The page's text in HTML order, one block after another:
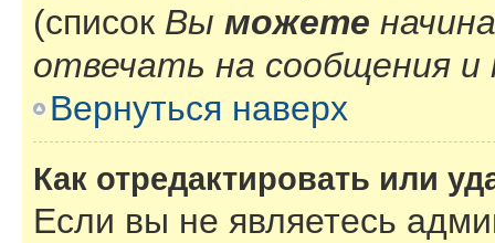
(список Вы можете
отвечать на сообщения
Вернуться наверх
Как отредактировать или
Если вы не являетесь